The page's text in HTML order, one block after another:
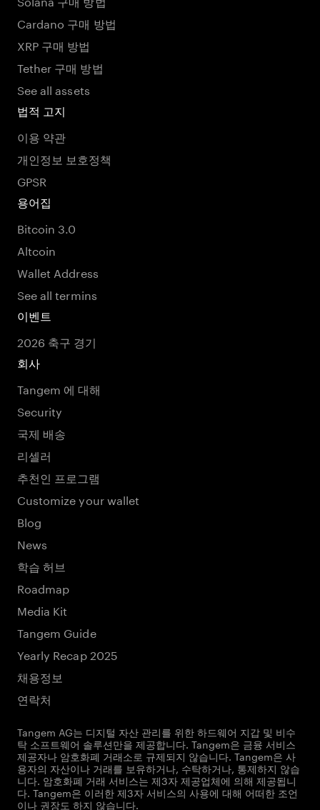
Cardano 구매 방법
XRP 구매 방법
Tether 구매 방법
See all assets
법적 고지
이용 약관
개인정보 보호정책
GPSR
용어집
Bitcoin 3.0
Altcoin
Wallet Address
See all termins
이벤트
2026 축구 경기
회사
Tangem 에 대해
Security
국제 배송
리셀러
추천인 프로그램
Customize your wallet
Blog
News
학습 허브
Roadmap
Media Kit
Tangem Guide
Yearly Recap 2025
채용정보
연락처
Tangem AG는 디지털 자산 관리를 위한 하드웨어 지갑 및 비수
탁 소프트웨어 솔루션만을 제공합니다. Tangem은 금융 서비스
제공자나 암호화폐 거래소로 규제되지 않습니다. Tangem은 사
용자의 자산이나 거래를 보유하거나, 수탁하거나, 통제하지 않습
니다. 암호화폐 거래 서비스는 제3자 제공업체에 의해 제공됩니
다. Tangem은 이러한 제3자 서비스의 사용에 대해 어떠한 조언
이나 권장도 하지 않습니다.